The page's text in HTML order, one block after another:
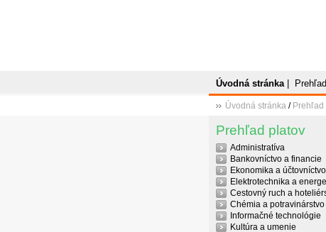
Úvodná stránka|
Úvodná stránka / Prehľad
Prehľad platov
Administratíva
Bankovníctvo a financie
Ekonomika a účtovníctvo
Elektrotechnika a
Cestovný ruch a
Chémia a potravinárstvo
Informačné technológie
Kultúra a umenie